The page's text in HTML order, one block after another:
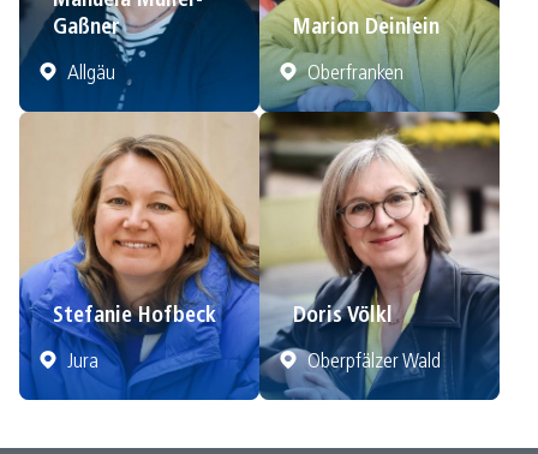
Gaßner
Allgäu
Marion Deinlein
Oberfranken
Stefanie Hofbeck
Jura
Doris Völkl
Oberpfälzer Wald